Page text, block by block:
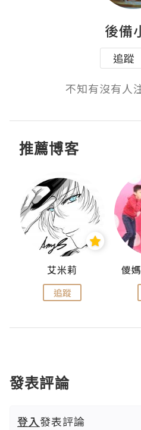
後備
追蹤
不知有沒有人
推薦博客
艾米莉
追蹤
發表評論
登入發表評論